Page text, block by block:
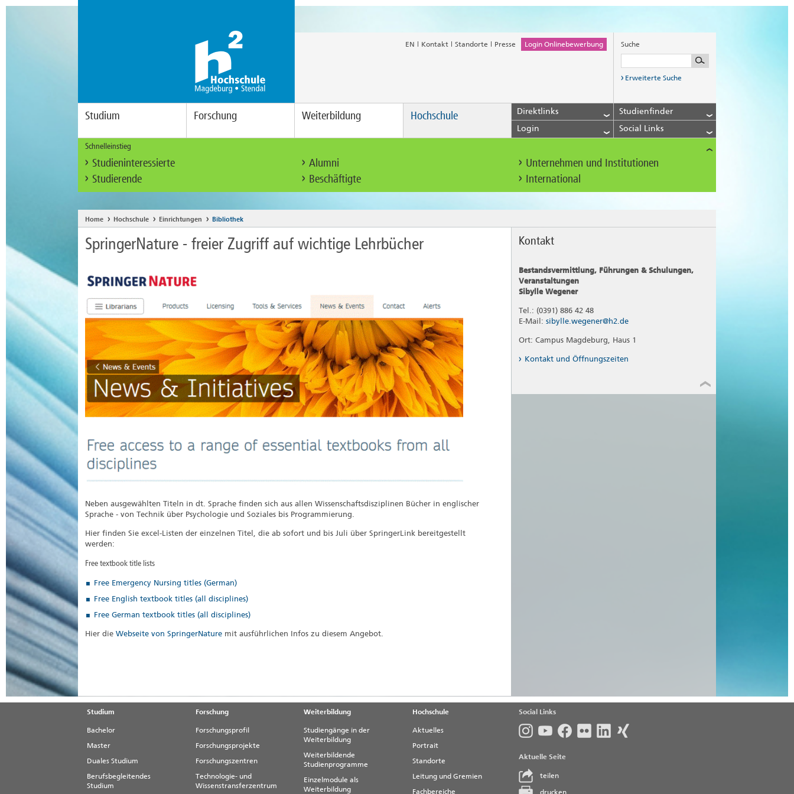
EN Kontakt Standorte Presse Login Onlinebewerbung Suche
Erweiterte Suche
Studium Forschung Weiterbildung Hochschule Direktlinks
Studienfinder
Login
Social Links
Schnelleinstieg
Studieninteressierte Alumni
Unternehmen und Institutionen
Studierende
Beschäftigte International
Home Hochschule Einrichtungen Bibliothek
SpringerNature - freier Zugriff auf wichtige Lehrbücher
Neben ausgewählten Titeln in dt. Sprache finden sich aus allen Wissenschaftsdisziplinen Bücher in englischer
Sprache - von Technik über Psychologie und Soziales bis Programmierung.
Hier finden Sie excel-Listen der einzelnen Titel, die ab sofort und bis Juli über SpringerLink bereitgestellt
werden:
Free textbook title lists
Free Emergency Nursing titles (German)
Free English textbook titles (all disciplines)
Free German textbook titles (all disciplines)
Hier die Webseite von SpringerNature mit ausführlichen Infos zu diesem Angebot.
Kontakt
Bestandsvermittlung, Führungen & Schulungen,
Veranstaltungen
Sibylle Wegener
Tel.: (0391) 886 42 48
E-Mail:sibylle.wegener@h2.de
Ort: Campus Magdeburg, Haus 1
Kontakt und Öffnungszeiten
Studium
Bachelor
Master
Duales Studium
Berufsbegleitendes
Studium
Forschung
Forschungsprofil
Forschungsprojekte
Forschungszentren
Technologie- und
Wissenstransferzentrum
Weiterbildung
Studiengänge in der
Weiterbildung
Weiterbildende
Studienprogramme
Einzelmodule als
Weiterbildung
Hochschule
Aktuelles
Portrait
Standorte
Leitung und Gremien
Fachbereiche
Social Links
Aktuelle Seite
teilen